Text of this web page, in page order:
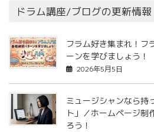
ドラム講座/ブログの更新情報
フラム好き集まれ！フ
ーンを学びましょう！
2026年5月5日
ミュージシャンなら持
ト」／ホームページ制
ろう！